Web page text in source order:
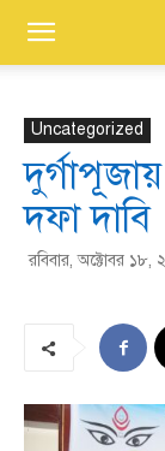
Uncategorized
দফা দাবি
রবিবার, অক্টোবর